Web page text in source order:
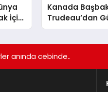
İçin
Kanada
Trudeau’dan
Mesajı
anında cebinde..